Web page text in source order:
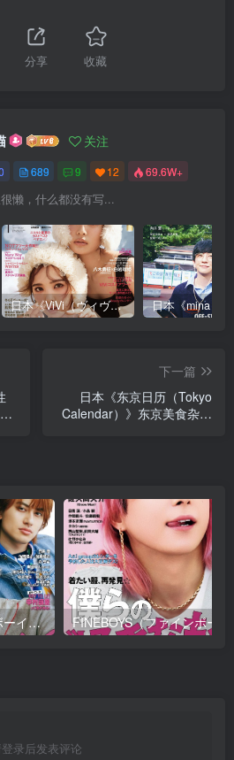
分享 收藏
关注
689 9 12 69.6W+
懒，什么都没有写...
日本《ViVi（ヴィヴィ）》女性流行时尚杂志 PDF电子版【2024年·全年订阅】
下一篇
日本《东京日历（Tokyo
Calendar）》东京美食杂志
FINEBOYS（ファインボーイズ）2026年4月号
录后发表评论